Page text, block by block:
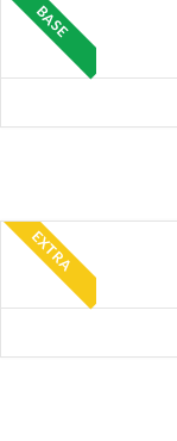
BASE
EXTRA